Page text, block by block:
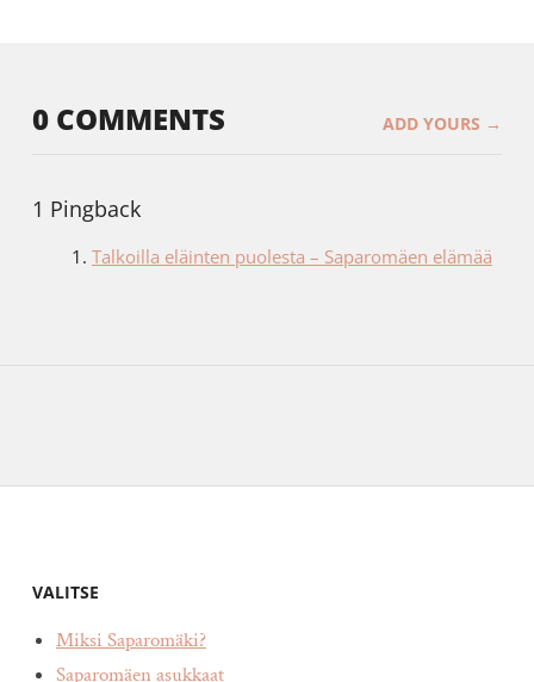
0 COMMENTS ADD YOURS →
1 Pingback
Talkoilla eläinten puolesta – Saparomäen elämää
VALITSE
Miksi Saparomäki?
Saparomäen asukkaat